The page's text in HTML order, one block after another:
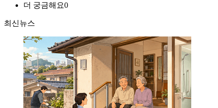
더 궁금해요0
최신뉴스